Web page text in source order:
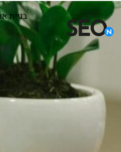
בניית